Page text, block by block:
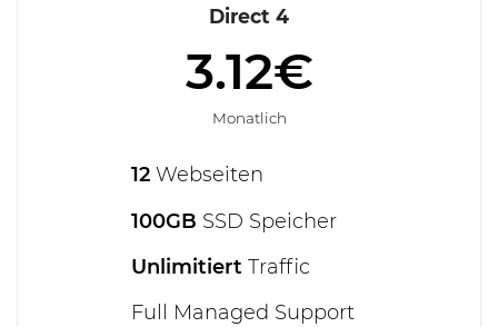
Direct 4
3.12€
Monatlich
12 Webseiten
100GB SSD Speicher
Unlimitiert Traffic
Full Managed Support